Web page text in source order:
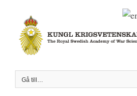
innehållet
Gå till…